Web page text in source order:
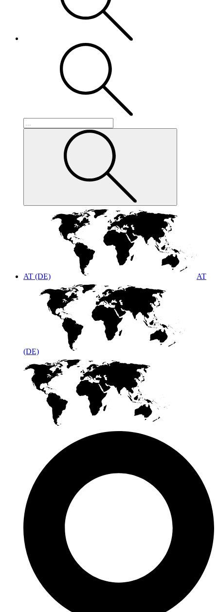
AT (DE) AT
(DE)